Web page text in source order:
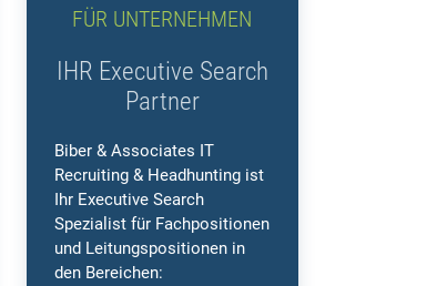
FÜR UNTERNEHMEN
IHR Executive Search
Partner
Biber & Associates IT
Recruiting & Headhunting ist
Ihr Executive Search
Spezialist für Fachpositionen
und Leitungspositionen in
den Bereichen: